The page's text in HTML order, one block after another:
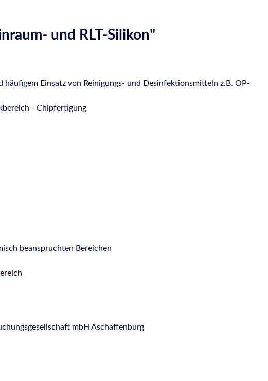
und RLT-Silikon"
Einsatz von Reinigungs- und Desinfektionsmitteln z.B. OP-
- Chipfertigung
beanspruchten Bereichen
mbH Aschaffenburg